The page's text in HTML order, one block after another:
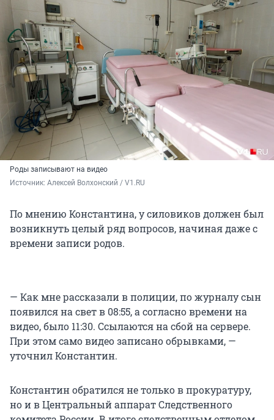
Роды записывают на видео
Источник: Алексей Волхонский / V1.RU
По мнению Константина, у силовиков должен был
возникнуть целый ряд вопросов, начиная даже с
времени записи родов.
— Как мне рассказали в полиции, по журналу сын
появился на свет в 08:55, а согласно времени на
видео, было 11:30. Ссылаются на сбой на сервере.
При этом само видео записано обрывками, —
уточнил Константин.
Константин обратился не только в прокуратуру,
но и в Центральный аппарат Следственного